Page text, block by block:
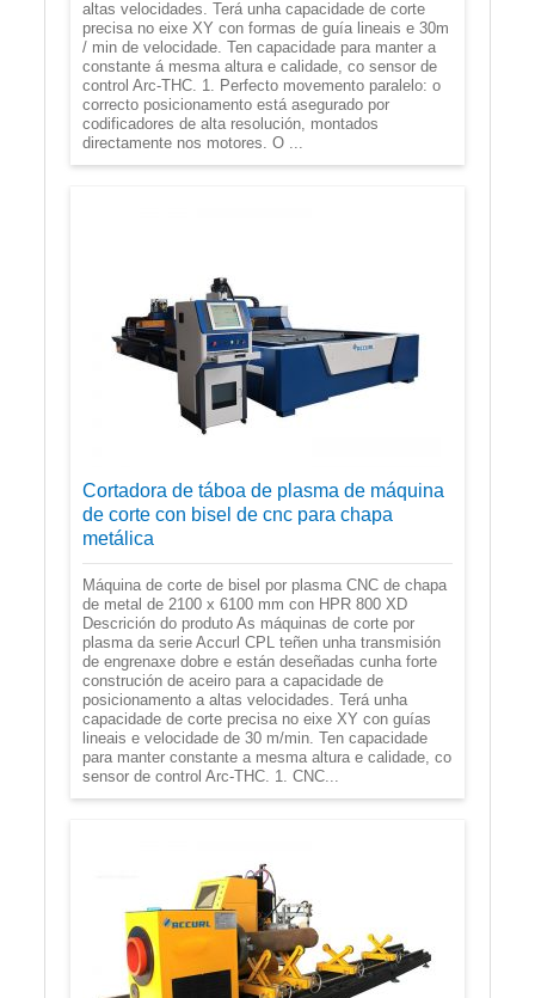
altas velocidades. Terá unha capacidade de corte
precisa no eixe XY con formas de guía lineais e 30m
/ min de velocidade. Ten capacidade para manter a
constante á mesma altura e calidade, co sensor de
control Arc-THC. 1. Perfecto movemento paralelo: o
correcto posicionamento está asegurado por
codificadores de alta resolución, montados
directamente nos motores. O ...
Cortadora de táboa de plasma de máquina
de corte con bisel de cnc para chapa
metálica
Máquina de corte de bisel por plasma CNC de chapa
de metal de 2100 x 6100 mm con HPR 800 XD
Descrición do produto As máquinas de corte por
plasma da serie Accurl CPL teñen unha transmisión
de engrenaxe dobre e están deseñadas cunha forte
construción de aceiro para a capacidade de
posicionamento a altas velocidades. Terá unha
capacidade de corte precisa no eixe XY con guías
lineais e velocidade de 30 m/min. Ten capacidade
para manter constante a mesma altura e calidade, co
sensor de control Arc-THC. 1. CNC...